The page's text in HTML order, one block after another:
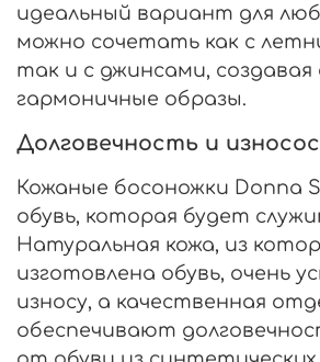
идеальный вариант для
можно сочетать как с
так и с джинсами,
гармоничные образы.
Долговечность и
Кожаные босоножки Donna
обувь, которая будет
Натуральная кожа, из
изготовлена обувь, очень
износу, а качественная
обеспечивают